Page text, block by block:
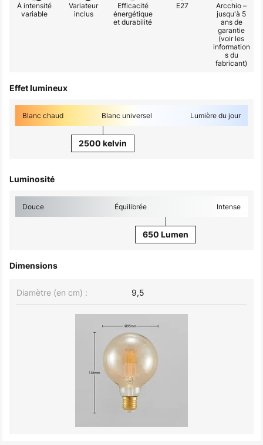
À intensité
variable
Variateur
inclus
Efficacité
énergétique
et durabilité
E27
Arcchio –
jusqu'à 5
ans de
garantie
(voir les
information
s du
fabricant)
Effet lumineux
Blanc chaud Blanc universel Lumière du jour
2500 kelvin
Luminosité
Douce Équilibrée Intense
650 Lumen
Dimensions
Diamètre (en cm) : 9,5